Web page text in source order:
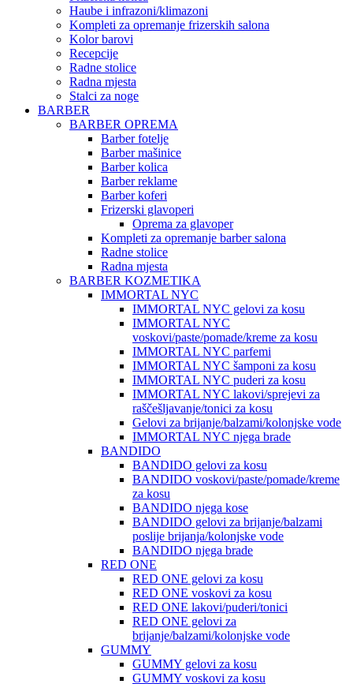
Haube i infrazoni/klimazoni
Kompleti za opremanje frizerskih salona
Kolor barovi
Recepcije
Radne stolice
Radna mjesta
Stalci za noge
BARBER
BARBER OPREMA
Barber fotelje
Barber mašinice
Barber kolica
Barber reklame
Barber koferi
Frizerski glavoperi
Oprema za glavoper
Kompleti za opremanje barber salona
Radne stolice
Radna mjesta
BARBER KOZMETIKA
IMMORTAL NYC
IMMORTAL NYC gelovi za kosu
IMMORTAL NYC
voskovi/paste/pomade/kreme za kosu
IMMORTAL NYC parfemi
IMMORTAL NYC šamponi za kosu
IMMORTAL NYC puderi za kosu
IMMORTAL NYC lakovi/sprejevi za
raščešljavanje/tonici za kosu
Gelovi za brijanje/balzami/kolonjske vode
IMMORTAL NYC njega brade
BANDIDO
BANDIDO gelovi za kosu
BANDIDO voskovi/paste/pomade/kreme
za kosu
BANDIDO njega kose
BANDIDO gelovi za brijanje/balzami
poslije brijanja/kolonjske vode
BANDIDO njega brade
RED ONE
RED ONE gelovi za kosu
RED ONE voskovi za kosu
RED ONE lakovi/puderi/tonici
RED ONE gelovi za
brijanje/balzami/kolonjske vode
GUMMY
GUMMY gelovi za kosu
GUMMY voskovi za kosu